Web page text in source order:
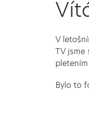
V
TV
Bylo to